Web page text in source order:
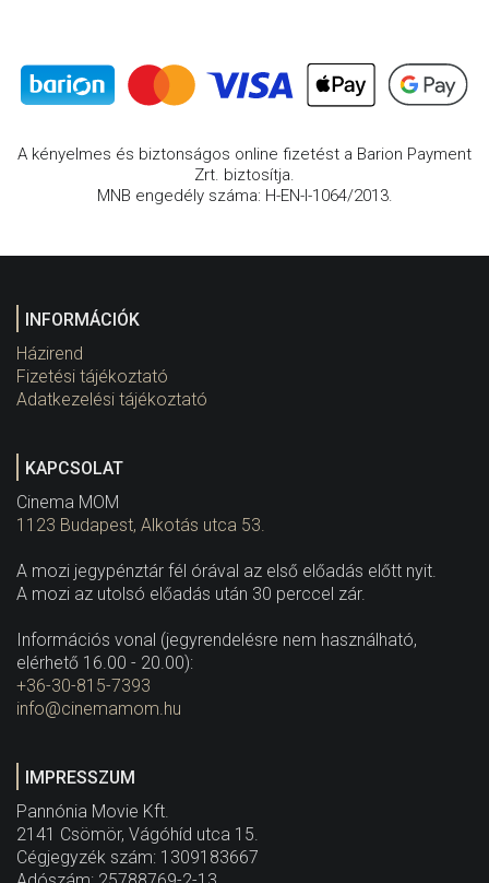
A kényelmes és biztonságos online fizetést a Barion Payment
Zrt. biztosítja.
MNB engedély száma: H-EN-I-1064/2013.
INFORMÁCIÓK
Házirend
Fizetési tájékoztató
Adatkezelési tájékoztató
KAPCSOLAT
Cinema MOM
1123 Budapest, Alkotás utca 53.
A mozi jegypénztár fél órával az első előadás előtt nyit.
A mozi az utolsó előadás után 30 perccel zár.
Információs vonal (jegyrendelésre nem használható,
elérhető 16.00 - 20.00):
+36-30-815-7393
info@cinemamom.hu
IMPRESSZUM
Pannónia Movie Kft.
2141 Csömör, Vágóhíd utca 15.
Cégjegyzék szám: 1309183667